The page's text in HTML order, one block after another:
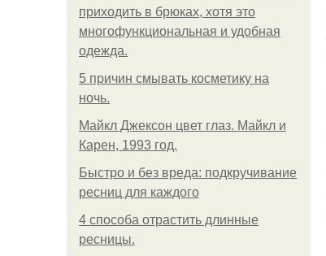
приходить в брюках, хотя это
многофункциональная и удобная
одежда.
5 причин смывать косметику на
ночь.
Майкл Джексон цвет глаз. Майкл и
Карен, 1993 год.
Быстро и без вреда: подкручивание
ресниц для каждого
4 способа отрастить длинные
ресницы.